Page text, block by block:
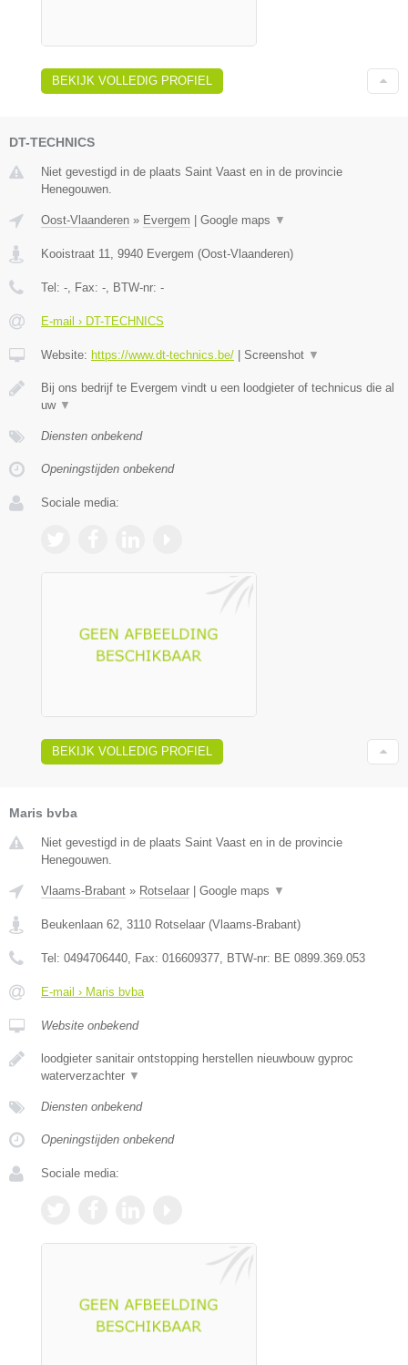
BEKIJK VOLLEDIG PROFIEL
DT-TECHNICS
Niet gevestigd in de plaats Saint Vaast en in de provincie
Henegouwen.
Oost-Vlaanderen » Evergem Google maps ▼
Kooistraat 11, 9940 Evergem (Oost-Vlaanderen)
Tel: -, Fax: -, BTW-nr: -
E-mail › DT-TECHNICS
Website: https://www.dt-technics.be/ Screenshot ▼
Bij ons bedrijf te Evergem vindt u een loodgieter of technicus die al
uw ▼
Diensten onbekend
Openingstijden onbekend
Sociale media:
BEKIJK VOLLEDIG PROFIEL
Maris bvba
Niet gevestigd in de plaats Saint Vaast en in de provincie
Henegouwen.
Vlaams-Brabant » Rotselaar Google maps ▼
Beukenlaan 62, 3110 Rotselaar (Vlaams-Brabant)
Tel: 0494706440, Fax: 016609377, BTW-nr: BE 0899.369.053
E-mail › Maris bvba
Website onbekend
loodgieter sanitair ontstopping herstellen nieuwbouw gyproc
waterverzachter ▼
Diensten onbekend
Openingstijden onbekend
Sociale media: